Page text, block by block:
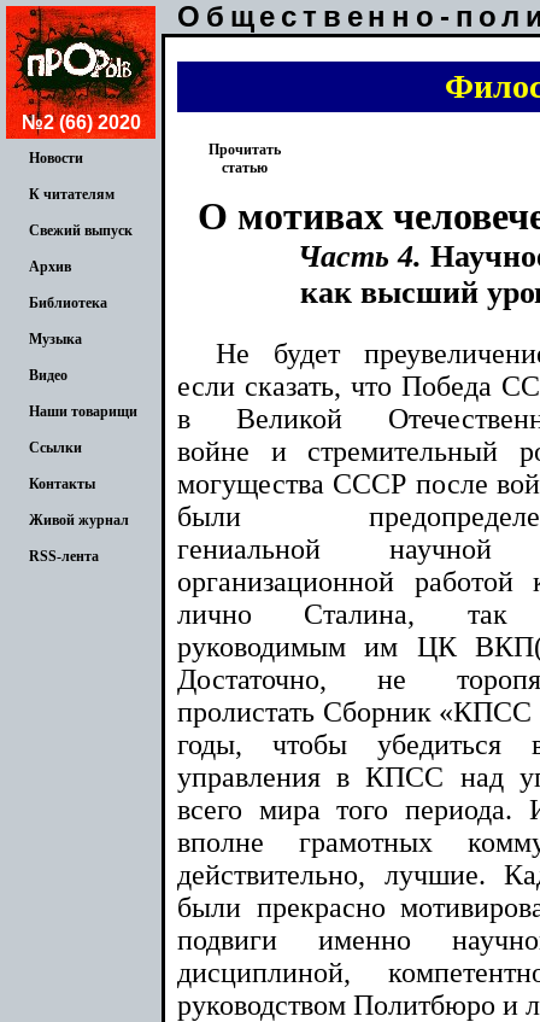
Общественно-
Прочитать
статью
О мотивах
Часть 4.
как высший
Не будет
если сказать, что Победа
в Великой
войне и стремительный
могущества СССР после
были
гениальной
организационной работой
лично Сталина,
руководимым им ЦК
Достаточно, не
пролистать Сборник
годы, чтобы убедиться
управления в КПСС над
всего мира того периода.
вполне грамотных
действительно, лучшие.
были прекрасно
подвиги именно
дисциплиной,
руководством Политбюро и
№2 (66) 2020
Новости
К читателям
Свежий выпуск
Архив
Библиотека
Музыка
Видео
Наши товарищи
Ссылки
Контакты
Живой журнал
RSS-лента